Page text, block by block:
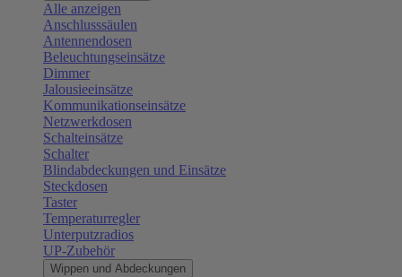
Alle anzeigen
Anschlusssäulen
Antennendosen
Beleuchtungseinsätze
Dimmer
Jalousieeinsätze
Kommunikationseinsätze
Netzwerkdosen
Schalteinsätze
Schalter
Blindabdeckungen und Einsätze
Steckdosen
Taster
Temperaturregler
Unterputzradios
UP-Zubehör
Wippen und Abdeckungen